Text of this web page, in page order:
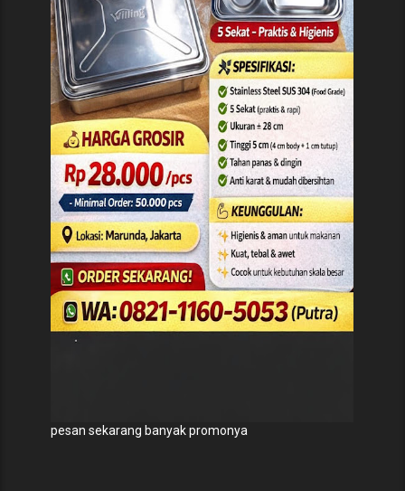
pesan sekarang banyak promonya